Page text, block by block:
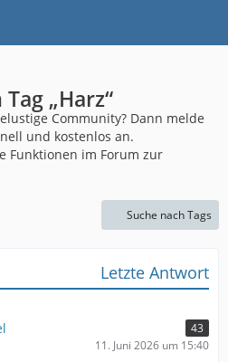
„Harz“
Community? Dann melde
und kostenlos an.
Funktionen im Forum zur
Suche nach Tags
Letzte Antwort
43
11. Juni 2026 um 15:40